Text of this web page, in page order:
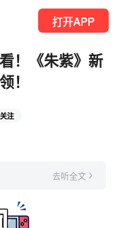
打开APP
！《朱紫》新
！
关注
去听全文